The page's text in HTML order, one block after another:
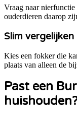
Vraag naar
ouderdieren daarop
Slim vergelijken
Kies een fokker die
plaats van alleen de
Past een